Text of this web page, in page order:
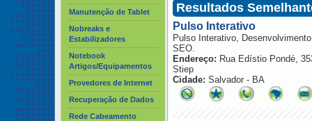
Manutenção de Tablet
Nobreaks e
Estabilizadores
Notebook
Artigos/Equipamentos
Provedores de Internet
Recuperação de Dados
Rede Cabeamento
Resultados
Pulso Interativo
Pulso Interativo,
SEO.
Endereço: Rua Edístio Pondé,
Stiep
Cidade: Salvador - BA